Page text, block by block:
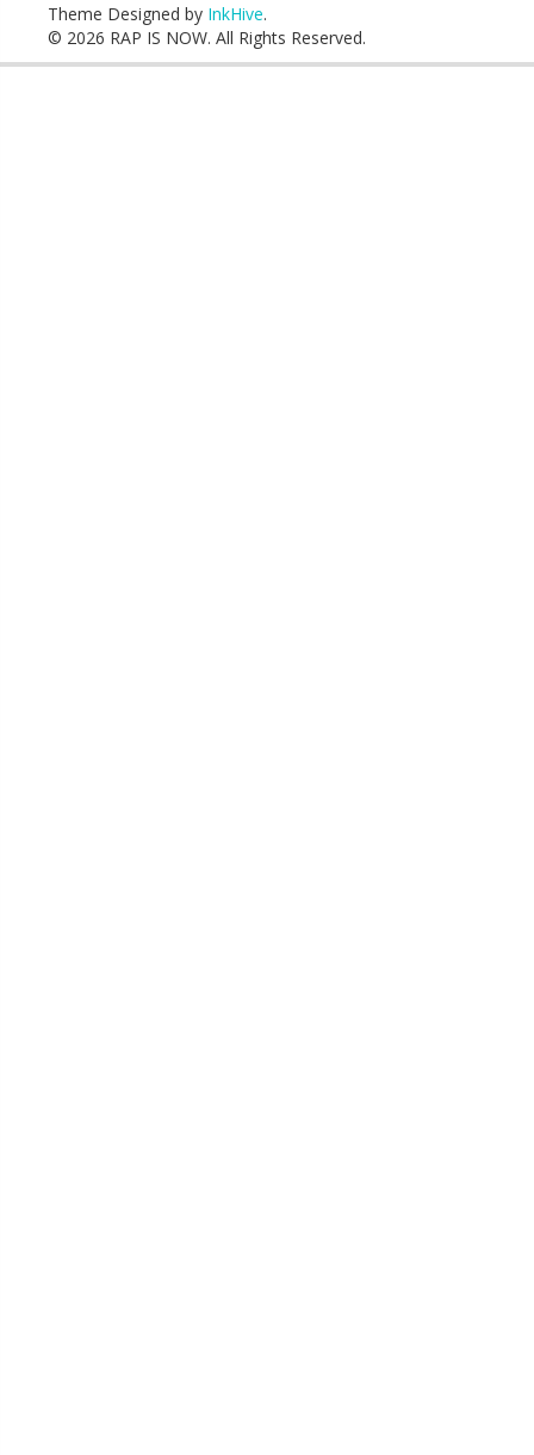
Theme Designed by InkHive.
© 2026 RAP IS NOW. All Rights Reserved.